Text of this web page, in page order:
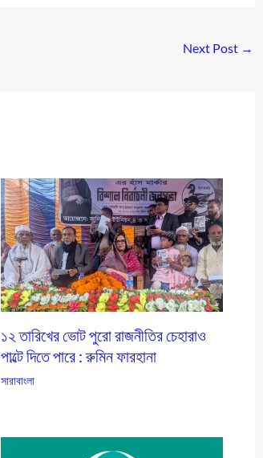
Next Post →
১২ তারিখের ভোট পুরো রাজনীতির চেহারাও
পাল্টে দিতে পারে : রুমিন ফারহানা
সারাবাংলা